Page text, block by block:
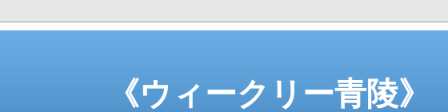
《ウィークリー青陵》